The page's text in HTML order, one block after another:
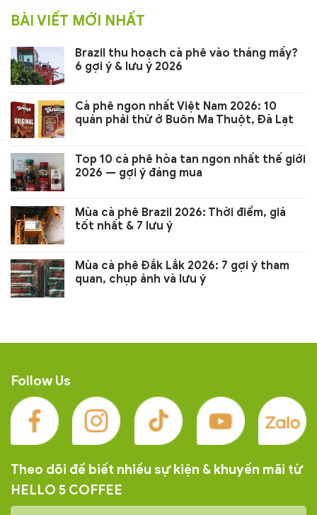
BÀI VIẾT MỚI NHẤT
Brazil thu hoạch cà phê vào tháng mấy?
6 gợi ý & lưu ý 2026
Cà phê ngon nhất Việt Nam 2026: 10
quán phải thử ở Buôn Ma Thuột, Đà Lạt
Top 10 cà phê hòa tan ngon nhất thế giới
2026 — gợi ý đáng mua
Mùa cà phê Brazil 2026: Thời điểm, giá
tốt nhất & 7 lưu ý
Mùa cà phê Đắk Lắk 2026: 7 gợi ý tham
quan, chụp ảnh và lưu ý
Follow Us
Theo dõi để biết nhiều sự kiện & khuyến mãi từ
HELLO 5 COFFEE